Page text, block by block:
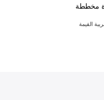
مخططة
القيمة